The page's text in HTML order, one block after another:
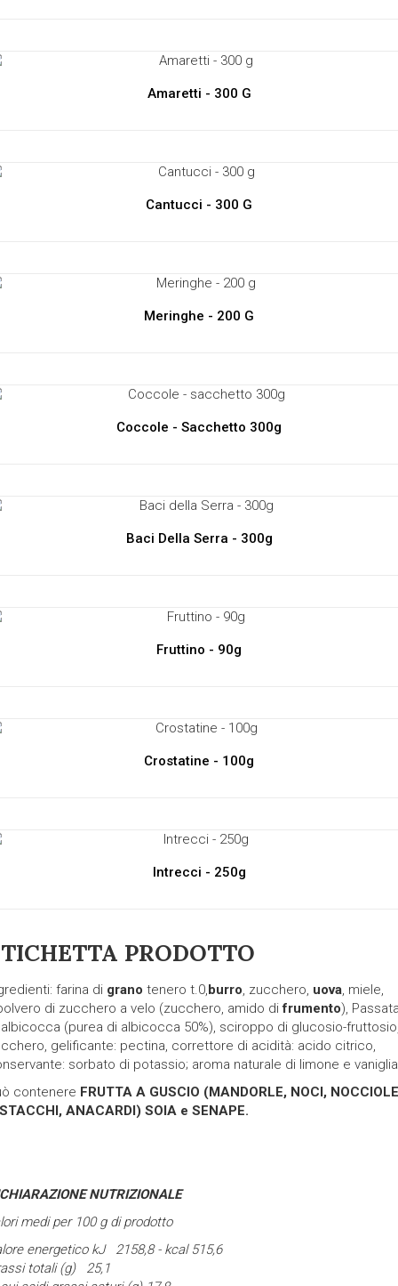
Amaretti - 300 G
Cantucci - 300 G
Meringhe - 200 G
Coccole - Sacchetto 300g
Baci Della Serra - 300g
Fruttino - 90g
Crostatine - 100g
Intrecci - 250g
PRODOTTO
farina di grano tenero t.0,burro, zucchero, uova, miele,
di zucchero a velo (zucchero, amido difrumento),
(purea di albicocca 50%), sciroppo di glucosio-
gelificante: pectina, correttore di acidità: acido citrico,
sorbato di potassio; aroma naturale di limone e
contenere FRUTTA A GUSCIO (MANDORLE, NOCI,
ANACARDI) SOIA e SENAPE.
NUTRIZIONALE
medi per 100 g di prodotto
energetico kJ 2158,8 - kcal 515,6
totali (g) 25,1